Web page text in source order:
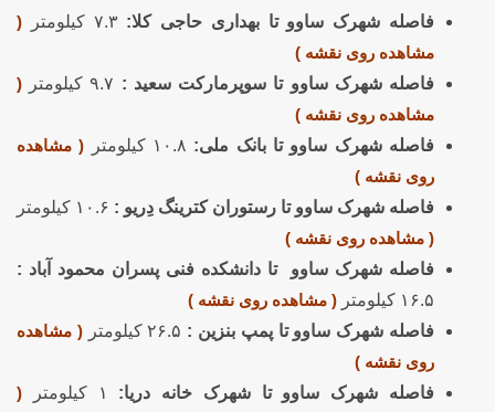
فاصله شهرک ساوو تا بهداری حاجی کلا: ۷.۳ کیلومتر
(
مشاهده روی نقشه )
فاصله شهرک ساوو تا سوپرمارکت سعید : ۹.۷ کیلومتر
(
مشاهده روی نقشه )
فاصله شهرک ساوو تا بانک ملی: ۱۰.۸ کیلومتر
( مشاهده
روی نقشه )
فاصله شهرک ساوو تا رستوران کترینگ دِریو : ۱۰.۶ کیلومتر
( مشاهده روی نقشه )
فاصله شهرک ساوو تا دانشکده فنی پسران محمود آباد :
۱۶.۵ کیلومتر
( مشاهده روی نقشه )
فاصله شهرک ساوو تا پمپ بنزین : ۲۶.۵ کیلومتر
( مشاهده
روی نقشه )
فاصله شهرک ساوو تا شهرک خانه دریا:
۱ کیلومتر
(